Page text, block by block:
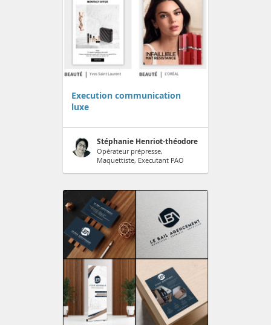
Execution communication
luxe
Stéphanie Henriot-théodore
Opérateur prépresse,
Maquettiste, Executant PAO